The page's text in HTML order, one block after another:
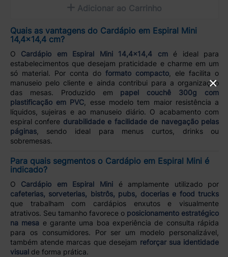
Adicionar ao Carrinho
Quais as vantagens do Cardápio em Espiral Mini
14,4x14,4 cm?
O Cardápio em Espiral Mini 14,4x14,4 cmé ideal para
estabelecimentos que desejam praticidade e charme em um
só material. Por conta doformato compacto , ele facilita o
manuseio pelo cliente e ainda contribui para a organização
das mesas. Produzido em papel couchê 300g com
plastificação em PVC , esse modelo tem maior resistência a
líquidos, sujeiras e ao manuseio diário. O acabamento com
espiral confere durabilidade e facilidade de navegação pelas
páginas, sendo ideal para menus curtos, drinks ou
sobremesas.
Para quais segmentos o Cardápio em Espiral Mini é
indicado?
O Cardápio em Espiral Mini é amplamente utilizado por
cafeterias, sorveterias, bistrôs, pubs, docerias e food trucks
que trabalham com cardápios enxutos e visualmente
atrativos. Seu tamanho favorece o posicionamento estratégico
na mesa e garante uma boa experiência de consulta rápida
para os consumidores. Por ser um modelo personalizável,
também atende marcas que desejam reforçar sua identidade
visualde forma prática.
×